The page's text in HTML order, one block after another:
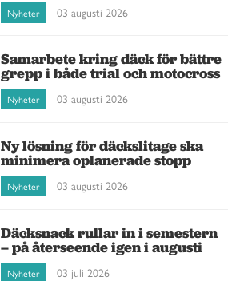
Nyheter 03 augusti 2026
Samarbete kring däck för bättre
grepp i både trial och motocross
Nyheter 03 augusti 2026
Ny lösning för däckslitage ska
minimera oplanerade stopp
Nyheter 03 augusti 2026
Däcksnack rullar in i semestern
– på återseende igen i augusti
Nyheter 03 juli 2026